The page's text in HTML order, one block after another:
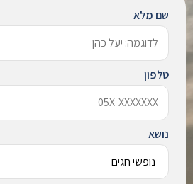
שם מלא
טלפון
נושא